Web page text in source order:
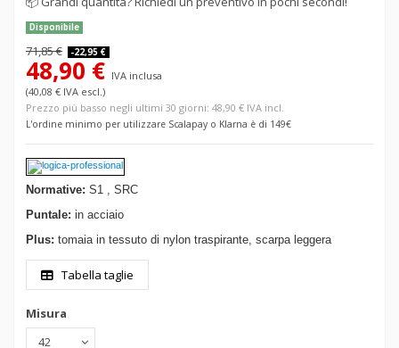
Disponibile
71,85 € -22,95 €
48,90 € IVA inclusa
(40,08 € IVA escl.)
Prezzo più basso negli ultimi 30 giorni: 48,90 € IVA incl.
L'ordine minimo per utilizzare Scalapay o Klarna è di 149€
Normative: S1 , SRC
Puntale: in acciaio
Plus: tomaia in tessuto di nylon traspirante, scarpa leggera
Tabella taglie
Misura